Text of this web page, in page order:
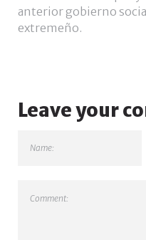
anterior gobierno
extremeño.
Leave your